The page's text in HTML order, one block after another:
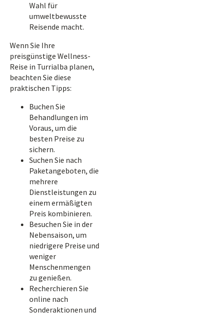
Wahl für
umweltbewusste
Reisende macht.
Wenn Sie Ihre
preisgünstige Wellness-
Reise in Turrialba planen,
beachten Sie diese
praktischen Tipps:
Buchen Sie
Behandlungen im
Voraus, um die
besten Preise zu
sichern.
Suchen Sie nach
Paketangeboten, die
mehrere
Dienstleistungen zu
einem ermäßigten
Preis kombinieren.
Besuchen Sie in der
Nebensaison, um
niedrigere Preise und
weniger
Menschenmengen
zu genießen.
Recherchieren Sie
online nach
Sonderaktionen und